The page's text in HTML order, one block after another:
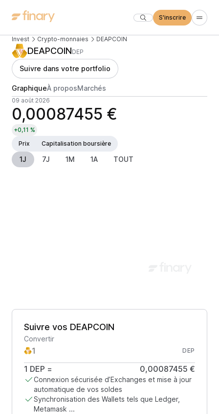
S'inscrire
Invest Crypto-monnaies DEAPCOIN
DEAPCOINDEP
Suivre dans votre portfolio
GraphiqueÀ proposMarchés
09 août 2026
0,00087455 €
+0,11 %
Prix
Capitalisation boursière
1J 7J 1M 1A TOUT
Suivre vos DEAPCOIN
Convertir
DEP
1 DEP = 0,00087455 €
Connexion sécurisée d’Exchanges et mise à jour
automatique de vos soldes
Synchronisation des Wallets tels que Ledger,
Metamask ...